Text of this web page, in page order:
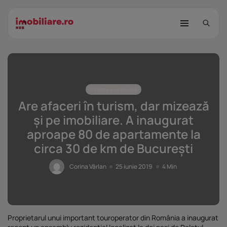
STUDIU Imobiliare.ro: Câtă încredere
mai...
25 noiembrie 2025
25 noiembrie 2025 9 Min
Are afaceri în turism, dar mizează
și pe imobiliare. A inaugurat
aproape 80 de apartamente la
circa 30 de km de București
Corina Vârlan 25 iunie 2019 4 Min
Proprietarul unui important touroperator din România a inaugurat